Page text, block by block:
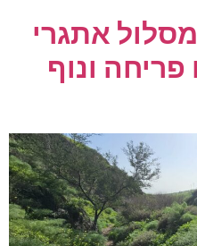
אתגרי
פריחה ונוף